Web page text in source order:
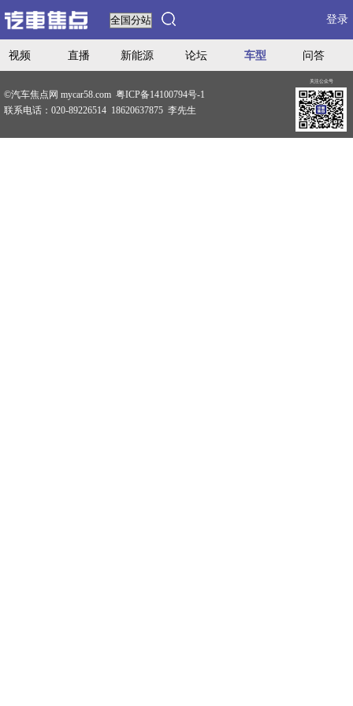
登录
视频 直播 新能源 论坛 车型 问答
©汽车焦点网 mycar58.com 粤ICP备14100794号-1
联系电话：020-89226514 18620637875 李先生
关注公众号